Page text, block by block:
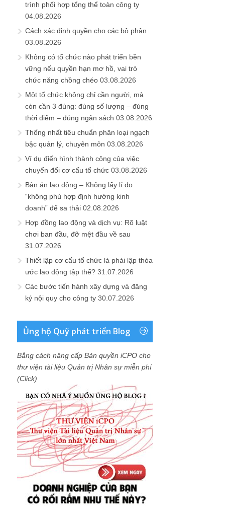
trình phối hợp tổng thể toàn công ty
04.08.2026
Cách xác định quyền cho các bộ phận
03.08.2026
Không có tổ chức nào phát triển bền
vững nếu quyền hạn mơ hồ, vai trò
chức năng chồng chéo 03.08.2026
Một tổ chức không chỉ cần người, mà
còn cần 3 đúng: đúng số lượng – đúng
thời điểm – đúng ngân sách 03.08.2026
Thống nhất tiêu chuẩn phân loại ngạch
bậc quản lý, chuyên môn 03.08.2026
Ví dụ điển hình thành công của việc
chuyển đổi cơ cấu tổ chức 03.08.2026
Bản án lao động – Không lấy lí do
“không phù hợp định hướng kinh
doanh” để sa thải 02.08.2026
Hợp đồng lao động và dịch vụ: Rõ luật
chơi ban đầu, đỡ mệt đầu về sau
31.07.2026
Thiết lập cơ cấu tổ chức là phải lập thỏa
ước lao động tập thể? 31.07.2026
Các bước tiến hành xây dựng và đăng
ký nội quy cho công ty 30.07.2026
Ủng hộ Quỹ phát triển Blog
Bằng cách nâng cấp Bản quyền iCPO cho
thư viện tài liệu Quản trị Nhân sự miễn phí
(Click)